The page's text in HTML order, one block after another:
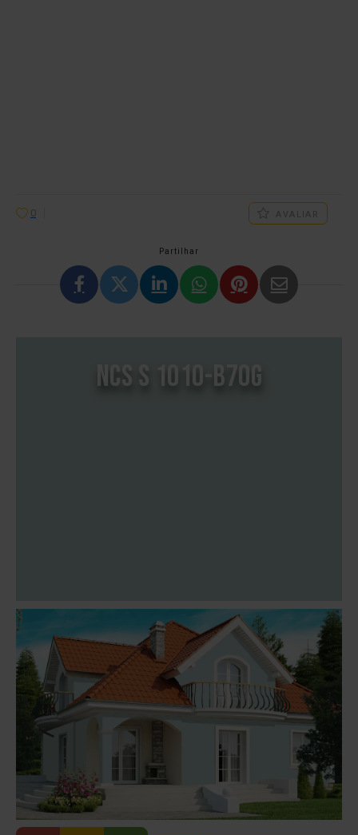
0 AVALIAR
Partilhar
NCS S 1010-B70G